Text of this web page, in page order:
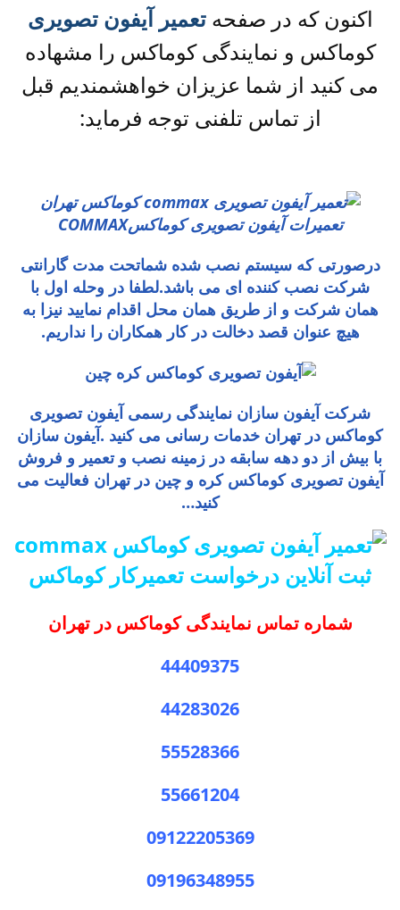
اکنون که در صفحه تعمیر آیفون تصویری
کوماکس و نمایندگی کوماکس را مشهاده
می کنید از شما عزیزان خواهشمندیم قبل
از تماس تلفنی توجه فرماید:
تعمیرات آیفون تصویری کوماکسCOMMAX
درصورتی که سیستم نصب شده شماتحت مدت گارانتی
شرکت نصب کننده ای می باشد.لطفا در وحله اول با
همان شرکت و از طریق همان محل اقدام نمایید نیزا به
هیچ عنوان قصد دخالت در کار همکاران را نداریم.
شرکت آیفون سازان نمایندگی رسمی آیفون تصویری
کوماکس در تهران خدمات رسانی می کنید .آیفون سازان
با بیش از دو دهه سابقه در زمینه نصب و تعمیر و فروش
آیفون تصویری کوماکس کره و چین در تهران فعالیت می
کنید…
ثبت آنلاین درخواست تعمیرکار کوماکس
شماره تماس نمایندگی کوماکس در تهران
44409375
44283026
55528366
55661204
09122205369
09196348955